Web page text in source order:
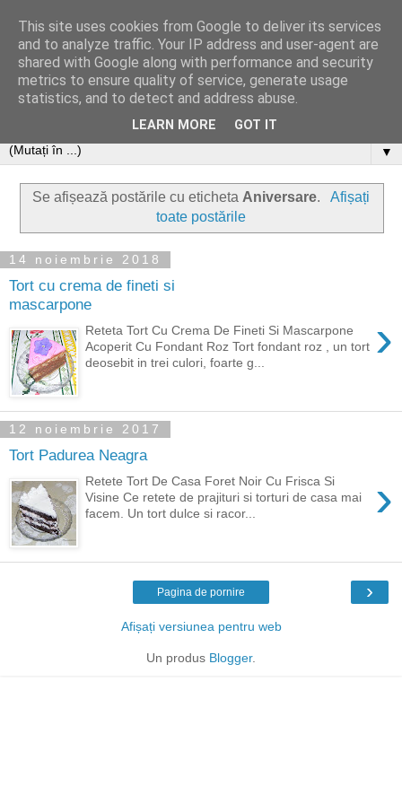
▼
Se afișează postările cu eticheta Aniversare.
Afișați
toate postările
14 noiembrie 2018
Tort cu crema de fineti si
mascarpone
›
Reteta Tort Cu Crema De Fineti Si Mascarpone
Acoperit Cu Fondant Roz Tort fondant roz , un tort
deosebit in trei culori, foarte g...
12 noiembrie 2017
Tort Padurea Neagra
›
Retete Tort De Casa Foret Noir Cu Frisca Si
Visine Ce retete de prajituri si torturi de casa mai
facem. Un tort dulce si racor...
›
Pagina de pornire
Afișați versiunea pentru web
Un produs Blogger.
This site uses cookies from Google to deliver its services
and to analyze traffic. Your IP address and user-agent are
shared with Google along with performance and security
metrics to ensure quality of service, generate usage
statistics, and to detect and address abuse.
LEARN MORE GOT IT